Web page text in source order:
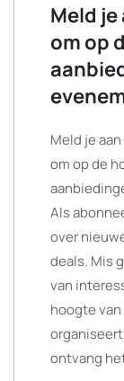
Meld
om op
Meld je
om op de
Als
over
deals. Mis
van
hoogte
ontvang